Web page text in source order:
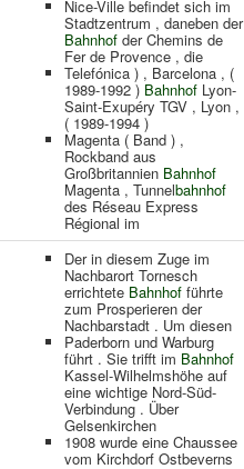
Nice-Ville befindet sich im
Stadtzentrum , daneben der
Bahnhof der Chemins de
Fer de Provence , die
Telefónica ) , Barcelona , (
1989-1992 ) Bahnhof Lyon-
Saint-Exupéry TGV , Lyon ,
( 1989-1994 )
Magenta ( Band ) ,
Rockband aus
Großbritannien Bahnhof
Magenta , Tunnelbahnhof
des Réseau Express
Régional im
Der in diesem Zuge im
Nachbarort Tornesch
errichtete Bahnhof führte
zum Prosperieren der
Nachbarstadt . Um diesen
Paderborn und Warburg
führt . Sie trifft im Bahnhof
Kassel-Wilhelmshöhe auf
eine wichtige Nord-Süd-
Verbindung . Über
Gelsenkirchen
1908 wurde eine Chaussee
vom Kirchdorf Ostbeverns